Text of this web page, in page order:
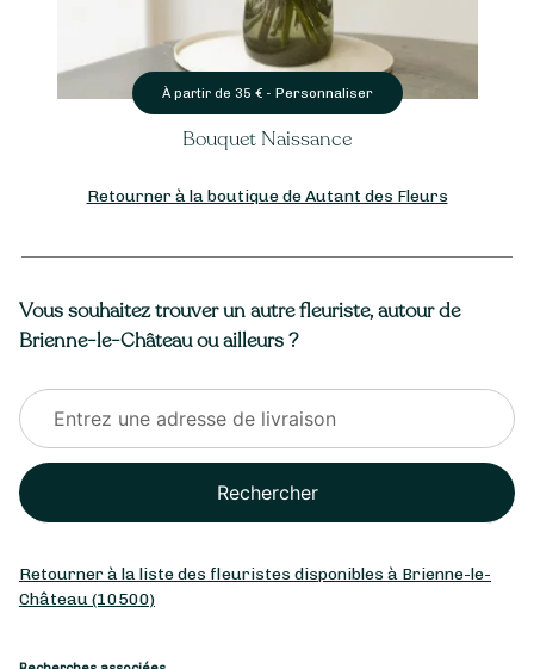
À partir de 35 € - Personnaliser
Bouquet Naissance
Retourner à la boutique de Autant des Fleurs
Vous souhaitez trouver un autre fleuriste, autour de
Brienne-le-Château ou ailleurs ?
Rechercher
Retourner à la liste des fleuristes disponibles à Brienne-le-
Château (10500)